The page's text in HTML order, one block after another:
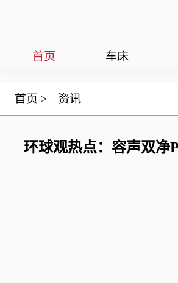
首页 车床
首页 > 资讯
环球观热点：容声双净